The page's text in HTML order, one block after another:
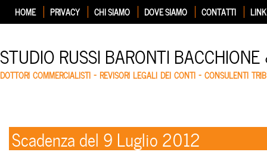
HOME PRIVACY CHI SIAMO DOVE SIAMO CONTATTI LINK
STUDIO RUSSI BARONTI
DOTTORI COMMERCIALISTI – REVISORI LEGALI DEI CONTI – CONSULENTI
Scadenza del 9 Luglio 2012